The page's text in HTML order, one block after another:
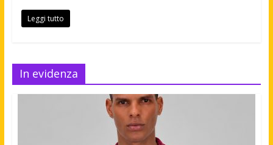
Leggi tutto
In evidenza